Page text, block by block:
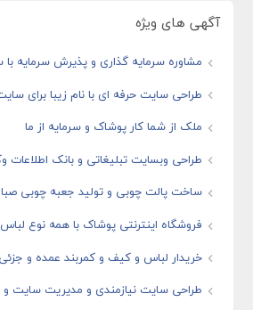
آگهی های ویژه
مشاوره سرمایه گذاری و پذیرش سرمایه
طراحی سایت حرفه ای با نام زیبا برای
ملک از شما کار پوشاک و سرمایه از ما
طراحی وبسایت تبلیغاتی و بانک اطلاعات
ساخت پالت چوبی و تولید جعبه چوبی
فروشگاه اینترنتی پوشاک با همه نوع
خریدار لباس و کیف و کمربند عمده و جزئی
طراحی سایت نیازمندی و مدیریت سایت و